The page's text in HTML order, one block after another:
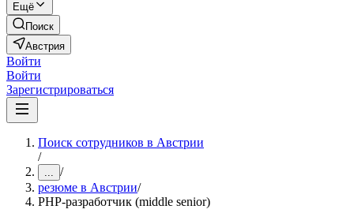
Ещё
Поиск
Австрия
Войти
Войти
Зарегистрироваться
Поиск сотрудников в Австрии
/
... /
резюме в Австрии/
PHP-разработчик (middle senior)